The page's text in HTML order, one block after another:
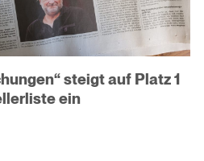
steigt auf Platz 1
ein